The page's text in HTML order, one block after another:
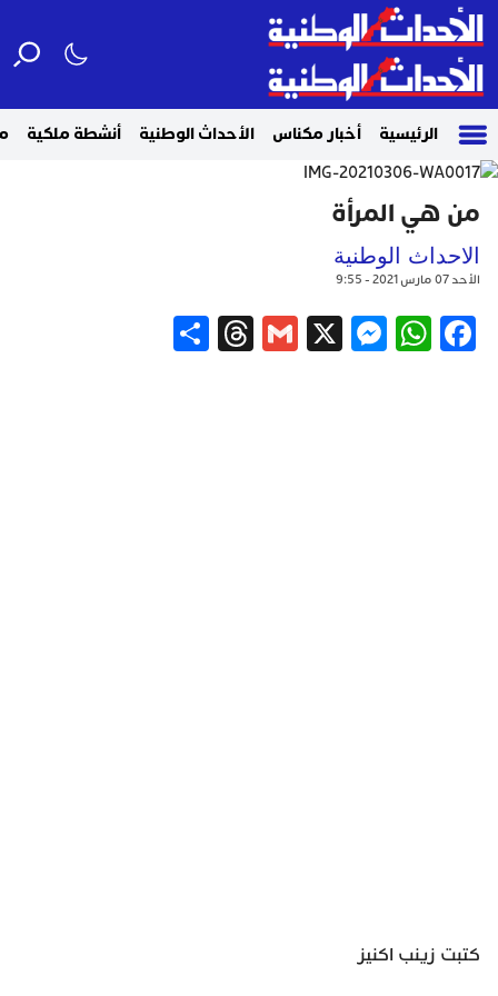
الرئيسية أخبار مكناس الأحداث الوطنية أنشطة ملكية
من هي المرأة
الاحداث الوطنية
الأحد 07 مارس 2021 - 9:55
Facebook
WhatsApp
Messenger
X
Gmail
Threads
كتبت زينب اكنيز